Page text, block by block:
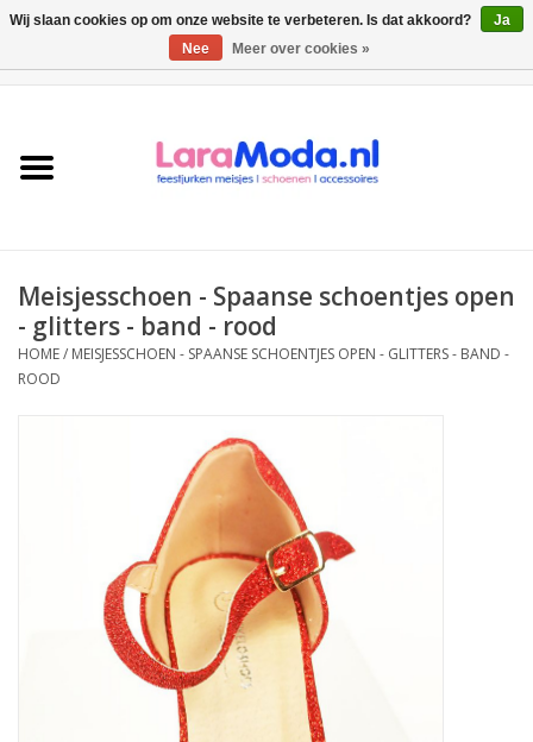
collecties
Bolero meisje
Accessoires
Meisjesschoen - Spaanse schoentjes open
- glitters - band - rood
HOME/ MEISJESSCHOEN - SPAANSE SCHOENTJES OPEN - GLITTERS - BAND -
ROOD
Wij slaan cookies op om onze website te verbeteren. Is dat akkoord?
Ja
Nee
Meer over cookies »